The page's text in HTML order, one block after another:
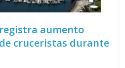
aumento
cruceristas durante